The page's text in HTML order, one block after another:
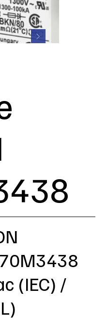
(IEC) /